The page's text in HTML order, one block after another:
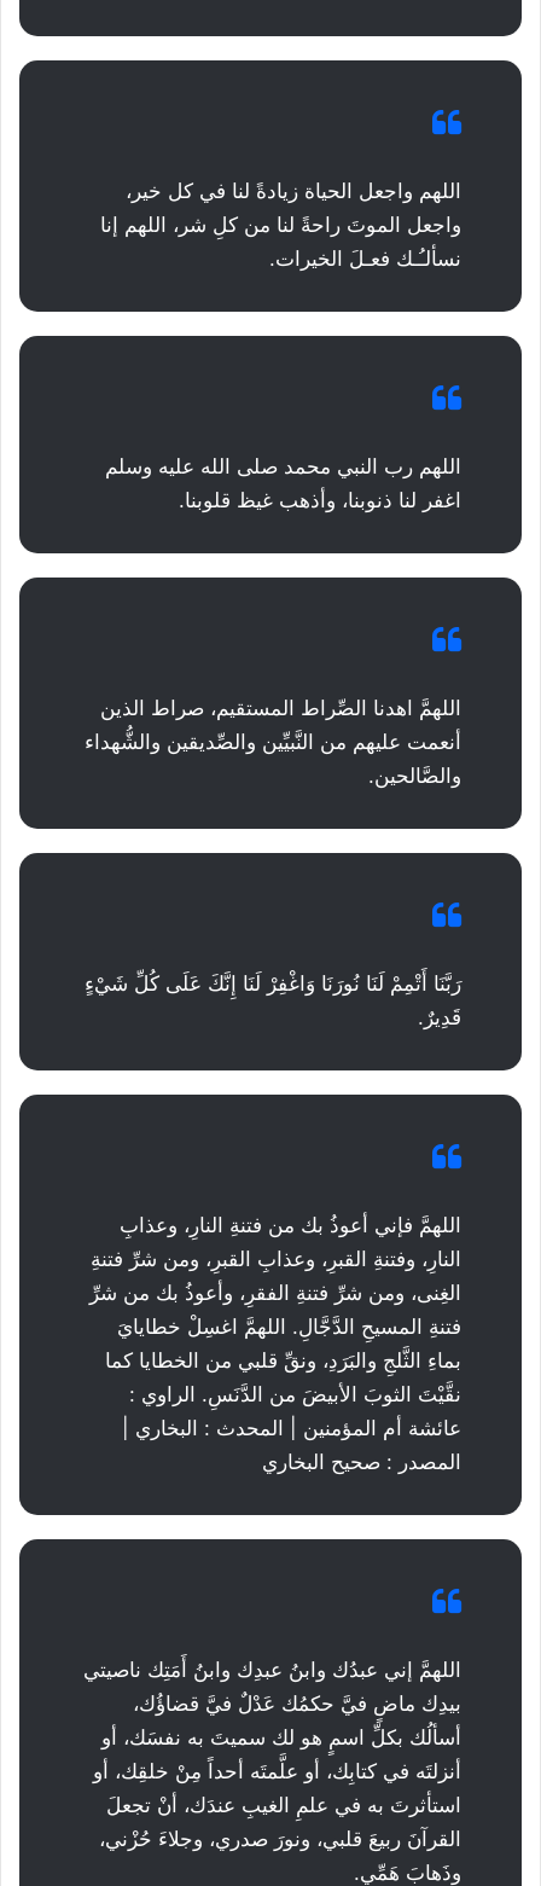
اللهم واجعل الحياة زيادةً لنا في كل خير،
واجعل الموتَ راحةً لنا من كلِ شر، اللهم إنا
نسألـُـك فعـلَ الخيرات.
اللهم رب النبي محمد صلى الله عليه وسلم
اغفر لنا ذنوبنا، وأذهب غيظ قلوبنا.
اللهمَّ اهدنا الصِّراط المستقيم، صراط الذين
أنعمت عليهم من النَّبيِّين والصِّديقين والشُّهداء
والصَّالحين.
رَبَّنَا أَتْمِمْ لَنَا نُورَنَا وَاغْفِرْ لَنَا إِنَّكَ عَلَى كُلِّ شَيْءٍ
قَدِيرٌ.
اللهمَّ فإني أعوذُ بك من فتنةِ النارِ، وعذابِ
النارِ، وفتنةِ القبرِ، وعذابِ القبرِ، ومن شرِّ فتنةِ
الغِنى، ومن شرِّ فتنةِ الفقرِ، وأعوذُ بك من شرِّ
فتنةِ المسيحِ الدَّجَّالِ. اللهمَّ اغسِلْ خطايايَ
بماءِ الثَّلجِ والبَرَدِ، ونقِّ قلبي من الخطايا كما
نقَّيْتَ الثوبَ الأبيضَ من الدَّنَسِ. الراوي :
عائشة أم المؤمنين | المحدث : البخاري |
المصدر : صحيح البخاري
اللهمَّ إني عبدُك وابنُ عبدِك وابنُ أَمَتِك ناصيتي
بيدِك ماضٍ فيَّ حكمُك عَدْلٌ فيَّ قضاؤُك،
أسألُك بكلِّ اسمٍ هو لك سميتَ به نفسَك، أو
أنزلتَه في كتابِك، أو علَّمتَه أحداً مِنْ خلقِك، أو
استأثرتَ به في علمِ الغيبِ عندَك، أنْ تجعلَ
القرآنَ ربيعَ قلبي، ونورَ صدري، وجلاءَ حُزْني،
وذَهابَ هَمِّي.